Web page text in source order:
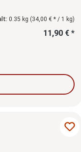
0.35 kg (34,00 € * / 1 kg)
11,90 € *